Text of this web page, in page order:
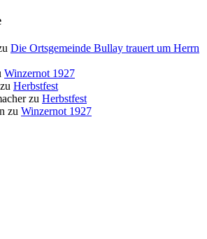
Die Ortsgemeinde Bullay trauert um Herrn
Winzernot 1927
Herbstfest
zu Herbstfest
zu Winzernot 1927